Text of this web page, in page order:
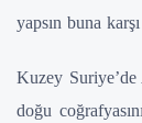
yapsın buna
Kuzey Suriye’de
doğu